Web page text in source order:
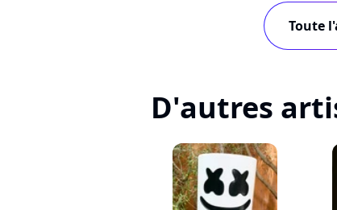
Toute
D'autres